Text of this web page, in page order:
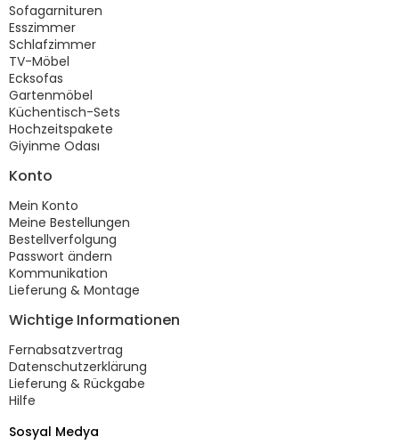
Sofagarnituren
Esszimmer
Schlafzimmer
TV-Möbel
Ecksofas
Gartenmöbel
Küchentisch-Sets
Hochzeitspakete
Giyinme Odası
Konto
Mein Konto
Meine Bestellungen
Bestellverfolgung
Passwort ändern
Kommunikation
Lieferung & Montage
Wichtige Informationen
Fernabsatzvertrag
Datenschutzerklärung
Lieferung & Rückgabe
Hilfe
Sosyal Medya